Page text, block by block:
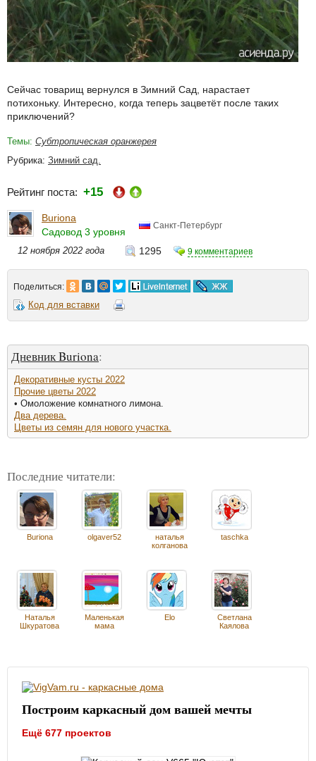
Сейчас товарищ вернулся в Зимний Сад, нарастает
потихоньку. Интересно, когда теперь зацветёт после таких
приключений?
Темы: Субтропическая оранжерея
Рубрика: Зимний сад.
Рейтинг поста: +15
Buriona
Садовод 3 уровня
Санкт-Петербург
12 ноября 2022 года 1295 9 комментариев
Поделиться:
Код для вставки
Дневник Buriona:
Декоративные кусты 2022
Прочие цветы 2022
• Омоложение комнатного лимона.
Два дерева.
Цветы из семян для нового участка.
Последние читатели:
Buriona olgaver52
наталья
колганова
taschka
Наталья
Шкуратова
Маленькая
мама
Elo
Светлана
Каялова
Построим каркасный дом вашей мечты
Ещё 677 проектов